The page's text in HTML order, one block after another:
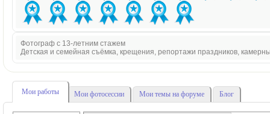
Фотограф с 13-летним стажем
Детская и семейная съёмка, крещения, репортажи праздников,
Мои работы Мои фотосессии Мои темы на форуме Блог